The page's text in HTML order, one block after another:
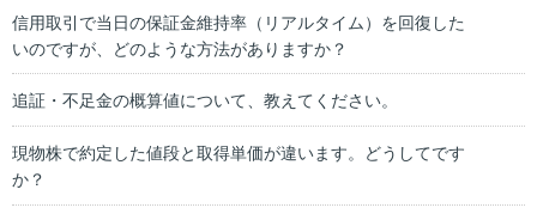
信用取引で当日の保証金維持率（リアルタイム）を回復した
いのですが、どのような方法がありますか？
追証・不足金の概算値について、教えてください。
現物株で約定した値段と取得単価が違います。どうしてです
か？